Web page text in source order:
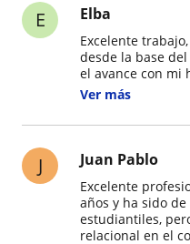
E Elba
Excelente
desde la base
el avance con mi
tiene clases dado
que realiza.
Ver más
J Juan Pablo
Excelente
años y ha sido
estudiantiles,
relacional en el